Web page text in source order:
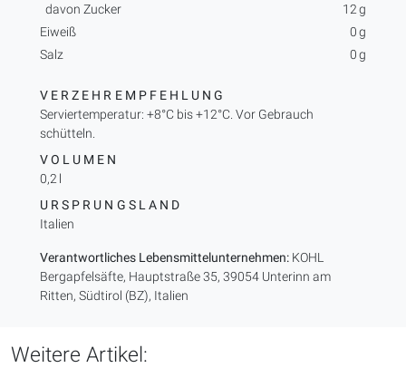
davon Zucker
12 g
Eiweiß
0 g
Salz
0 g
VERZEHREMPFEHLUNG
Serviertemperatur: +8°C bis +12°C. Vor Gebrauch
schütteln.
VOLUMEN
0,2 l
URSPRUNGSLAND
Italien
Verantwortliches Lebensmittelunternehmen: KOHL
Bergapfelsäfte, Hauptstraße 35, 39054 Unterinn am
Ritten, Südtirol (BZ), Italien
Weitere Artikel: